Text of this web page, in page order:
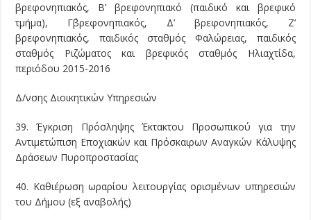
βρεφονηπιακός, Β’ βρεφονηπιακό (παιδικό και βρεφικό
τμήμα), Γ΄βρεφονηπιακός, Δ’ βρεφονηπιακός, Ζ’
βρεφονηπιακός, παιδικός σταθμός Φαλώρειας, παιδικός
σταθμός Ριζώματος και βρεφικός σταθμός Ηλιαχτίδα,
περιόδου 2015-2016
Δ/νσης Διοικητικών Υπηρεσιών
39. Έγκριση Πρόσληψης Έκτακτου Προσωπικού για την
Αντιμετώπιση Εποχιακών και Πρόσκαιρων Αναγκών Κάλυψης
Δράσεων Πυροπροστασίας
40. Καθιέρωση ωραρίου λειτουργίας ορισμένων υπηρεσιών
του Δήμου (εξ αναβολής)